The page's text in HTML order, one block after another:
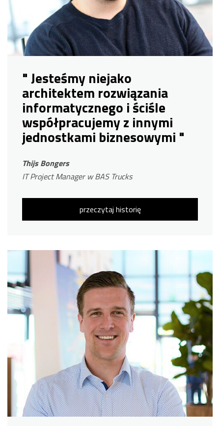
" Jesteśmy niejako
architektem rozwiązania
informatycznego i ściśle
współpracujemy z innymi
jednostkami biznesowymi "
Thijs Bongers
IT Project Manager w BAS Trucks
przeczytaj historię